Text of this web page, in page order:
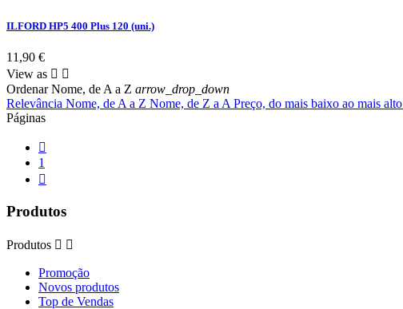
ILFORD HP5 400 Plus 120 (uni.)
11,90 €
View as  
Ordenar Nome, de A a Z arrow_drop_down
Relevância Nome, de A a Z Nome, de Z a A Preço, do mais baixo ao mais alto
Páginas

1

Produtos
Produtos  
Promoção
Novos produtos
Top de Vendas